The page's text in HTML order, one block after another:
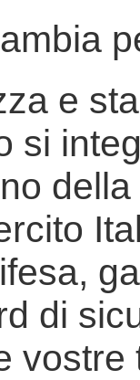
e
si
di
vostre